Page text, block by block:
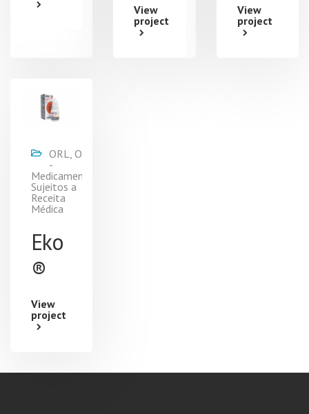
View
project
View
project
ORL, ORL
-
Medicamentos
Sujeitos a
Receita
Médica
Eko
®
View
project